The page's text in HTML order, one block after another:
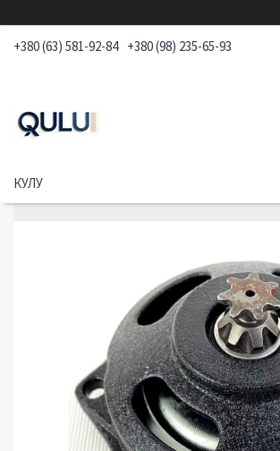
+380 (63) 581-92-84 +380 (98) 235-65-93
КУЛУ